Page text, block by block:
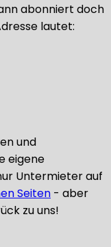
abonniert doch
lautet:
und
eigene
Untermieter auf
Seiten - aber
zu uns!